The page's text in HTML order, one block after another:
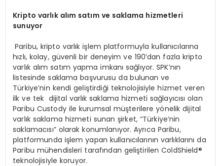
Kripto varlık alım satım ve saklama hizmetleri
sunuyor
Paribu, kripto varlık işlem platformuyla kullanıcılarına
hızlı, kolay, güvenli bir deneyim ve 190’dan fazla kripto
varlık alım satım yapma imkanı sağlıyor. SPK’nın
listesinde saklama başvurusu da bulunan ve
Türkiye’nin kendi geliştirdiği teknolojisiyle hizmet veren
ilk ve tek dijital varlık saklama hizmeti sağlayıcısı olan
Paribu Custody ile kurumsal müşterilere yönelik dijital
varlık saklama hizmeti sunan şirket, “Türkiye’nin
saklamacısı” olarak konumlanıyor. Ayrıca Paribu,
platformunda işlem yapan kullanıcılarının varlıklarını da
Paribu mühendisleri tarafından geliştirilen ColdShield®
teknolojisiyle koruyor.